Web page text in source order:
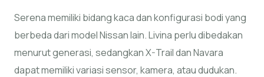
Serena memiliki bidang kaca dan konfigurasi bodi yang
berbeda dari model Nissan lain. Livina perlu dibedakan
menurut generasi, sedangkan X-Trail dan Navara
dapat memiliki variasi sensor, kamera, atau dudukan.